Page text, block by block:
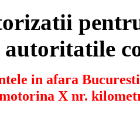
in afara
X nr.